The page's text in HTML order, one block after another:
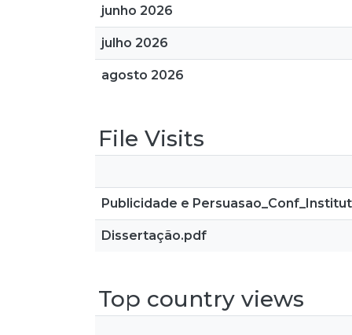
junho 2026
julho 2026
agosto 2026
File Visits
Publicidade e
Dissertação.pdf
Top country views